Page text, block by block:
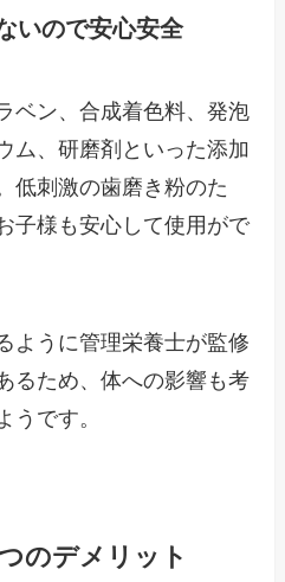
いので安心安全
ベン、合成着色料、発泡
ム、研磨剤といった添加
低刺激の歯磨き粉のた
子様も安心して使用がで
ように管理栄養士が監修
るため、体への影響も考
うです。
のデメリット